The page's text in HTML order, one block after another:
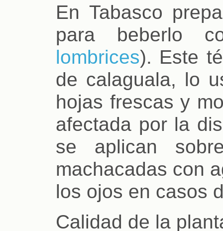
En Tabasco
para beberlo
lombrices). Este
de calaguala, lo
hojas frescas y
afectada por la
se aplican
machacadas con
los ojos en casos
Calidad de la